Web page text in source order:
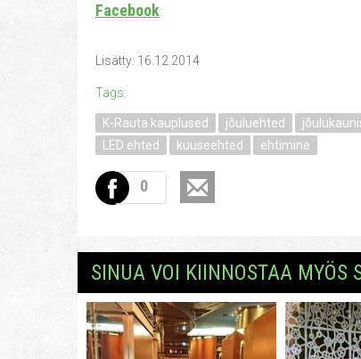
Facebook
Lisätty: 16.12.2014
Tags:
K-Rauta kauplused jõuluehted
LED ehted
kuuseehted ehtimine
0
SINUA VOI KIINNOSTAA MYÖS